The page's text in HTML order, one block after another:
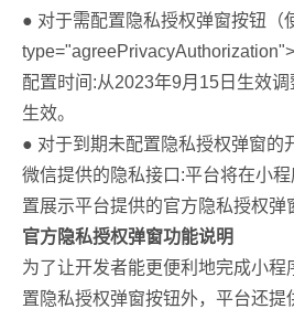
● 对于需配置隐私授权弹窗按钮（
配置时间:从2023年9月15日生效
生效。
● 对于到期未配置隐私授权弹窗的
微信提供的隐私接口:平台将在小
置展示平台提供的官方隐私授权弹
官方隐私授权弹窗功能说明
为了让开发者能更便利地完成小程
置隐私授权弹窗按钮外，平台还提